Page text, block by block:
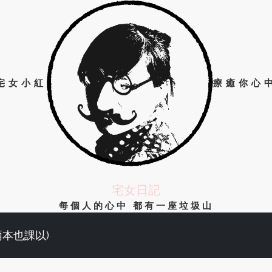
女小紅 療癒你心
宅女日記
每個人的心中 都有一座垃圾山
也課以)